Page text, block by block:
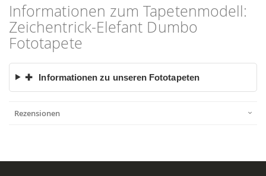
Informationen zum Tapetenmodell:
Zeichentrick-Elefant Dumbo
Fototapete
✚ Informationen zu unseren Fototapeten
Rezensionen